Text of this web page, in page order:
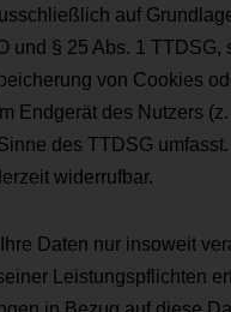
auf
und § 25 Abs. 1 TTDSG,
von Cookies
Endgerät des Nutzers
des TTDSG
widerrufbar.
Daten nur insoweit
Leistungspflichten